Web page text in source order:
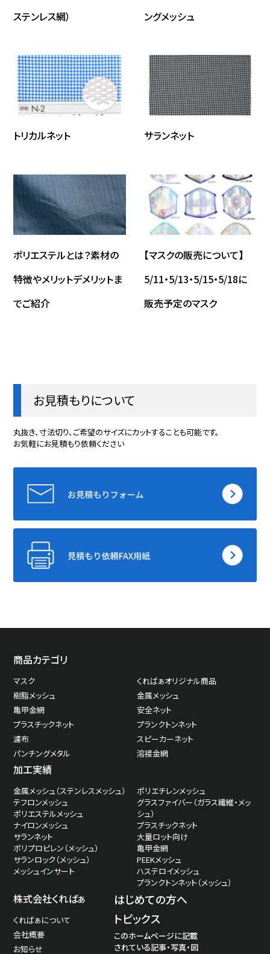
ステンレス網）
ングメッシュ
トリカルネット サランネット
ポリエステルとは？素材の
特徴やメリットデメリットま
でご紹介
【マスクの販売について】
5/11・5/13・5/15・5/18に
販売予定のマスク
お見積もりについて
丸抜き、寸法切り、ご希望のサイズにカットすることも可能です。
お気軽にお見積もり依頼ください
商品カテゴリ
マスク
くればぁオリジナル商品
樹脂メッシュ
金属メッシュ
亀甲金網
安全ネット
プラスチックネット
プランクトンネット
濾布
スピーカーネット
パンチングメタル
溶接金網
加工実績
金属メッシュ（ステンレスメッシュ）
テフロンメッシュ
ポリエステルメッシュ
ナイロンメッシュ
サランネット
ポリプロピレン（メッシュ）
サランロック（メッシュ）
メッシュインサート
ポリエチレンメッシュ
グラスファイバー（ガラス繊維・メッ
シュ）
プラスチックネット
大量ロット向け
亀甲金網
PEEKメッシュ
ハステロイメッシュ
プランクトンネット（メッシュ）
株式会社くればぁ
くればぁについて
会社概要
お知らせ
はじめての方へ
トピックス
このホームページに記載
されている記事・写真・図